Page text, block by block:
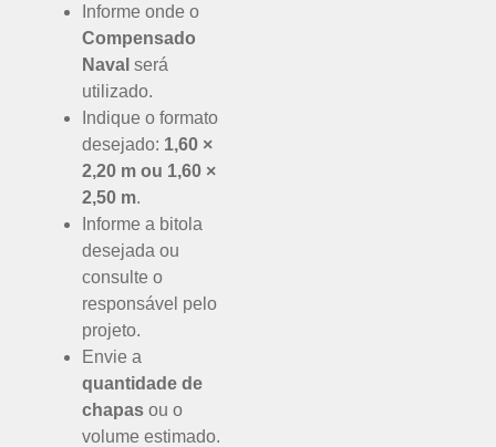
Informe onde o
Compensado
Naval será
utilizado.
Indique o formato
desejado: 1,60 ×
2,20 m ou 1,60 ×
2,50 m.
Informe a bitola
desejada ou
consulte o
responsável pelo
projeto.
Envie a
quantidade de
chapas ou o
volume estimado.